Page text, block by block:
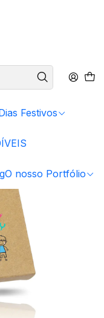
Festivos
O nosso Portfólio
Crianças e Bebés